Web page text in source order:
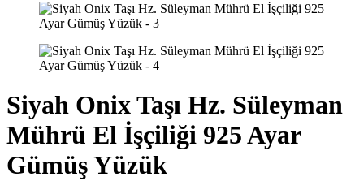
Siyah Onix Taşı Hz. Süleyman
Mührü El İşçiliği 925 Ayar
Gümüş Yüzük